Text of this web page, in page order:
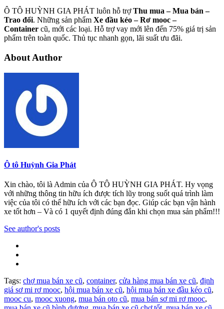
Ô TÔ HUỲNH GIA PHÁT luôn hỗ trợThu mua – Mua bán –
Trao đổi. Những sản phẩm Xe đầu kéo – Rơ mooc –
Container cũ, mới các loại. Hỗ trợ vay mới lên đến 75% giá trị sản
phẩm trên toàn quốc. Thủ tục nhanh gọn, lãi suất ưu đãi.
About Author
Ô tô Huỳnh Gia Phát
Xin chào, tôi là Admin của Ô TÔ HUỲNH GIA PHÁT. Hy vọng
với những thông tin hữu ích được tích lũy trong suốt quá trình làm
việc của tôi có thể hữu ích với các bạn đọc. Giúp các bạn vận hành
xe tốt hơn – Và có 1 quyết định đúng đắn khi chọn mua sản phẩm!!!
See author's posts
Tags: chợ mua bán xe cũ, container, cửa hàng mua bán xe cũ, định
giá sơ mi rơ mooc, hội mua bán xe cũ, hội mua bán xe đầu kéo cũ,
mooc cu, mooc xuong, mua bán oto cũ, mua bán sơ mi rơ mooc,